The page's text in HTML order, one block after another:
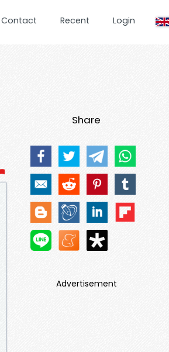
Contact Recent Login
Share
Advertisement